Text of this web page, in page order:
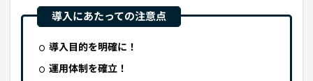
導入目的を明確に！
運用体制を確立！